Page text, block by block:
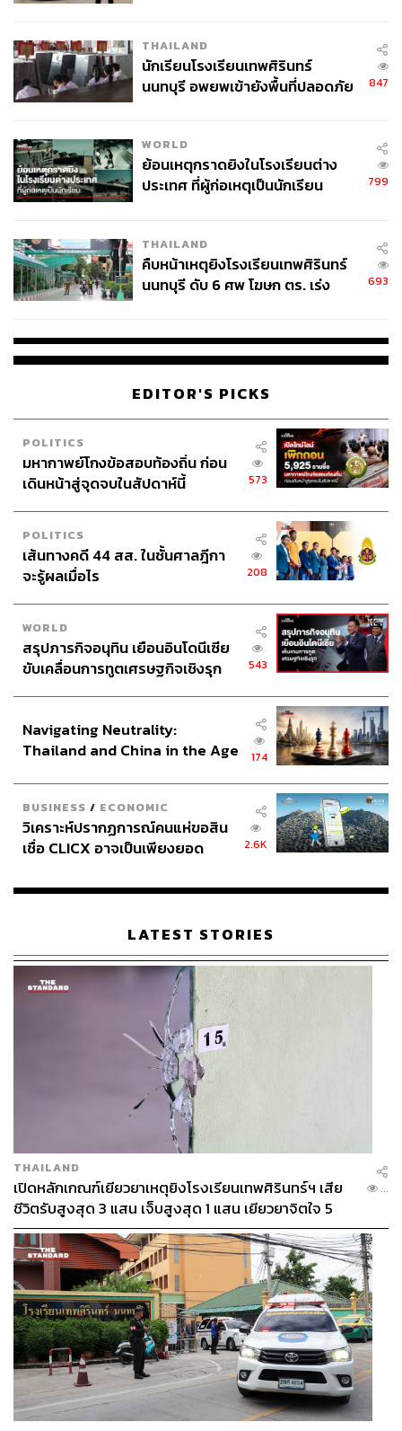
โมจัง ลีลา
Content Creator สำนักข่าว THE
STANDARD WEALTH ผู้เชื่อมั่นว่าความมั่งคั่ง
ที่ยั่งยืนสามารถออกแบบได้ด้วยตัวเอง
THAILAND
นักเรียนโรงเรียนเทพศิรินทร์
นนทบุรี อพยพเข้ายังพื้นที่ปลอดภัย
847
WORLD
ย้อนเหตุกราดยิงในโรงเรียนต่าง
ประเทศ ที่ผู้ก่อเหตุเป็นนักเรียน
799
THAILAND
คืบหน้าเหตุยิงโรงเรียนเทพศิรินทร์
นนทบุรี ดับ 6 ศพ โฆษก ตร. เร่ง
693
EDITOR'S PICKS
POLITICS
มหากาพย์โกงข้อสอบท้องถิ่น ก่อน
เดินหน้าสู่จุดจบในสัปดาห์นี้
573
POLITICS
เส้นทางคดี 44 สส. ในชั้นศาลฎีกา
จะรู้ผลเมื่อไร
208
WORLD
สรุปภารกิจอนุทิน เยือนอินโดนีเซีย
ขับเคลื่อนการทูตเศรษฐกิจเชิงรุก
543
Navigating Neutrality:
Thailand and China in the Age
174
BUSINESS / ECONOMIC
วิเคราะห์ปรากฏการณ์คนแห่ขอสิน
เชื่อ CLICX อาจเป็นเพียงยอด
เรือนไทยที่ถูกซุกไว้
2.6K
LATEST STORIES
THAILAND
เปิดหลักเกณฑ์เยียวยาเหตุยิงโรงเรียนเทพศิรินทร์ฯ เสีย
ชีวิตรับสูงสุด 3 แสน เจ็บสูงสุด 1 แสน เยียวยาจิตใจ 5
ระดับ
...